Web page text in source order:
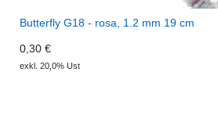
Butterfly G18 - rosa, 1.2 mm 19 cm
0,30 €
exkl. 20,0% Ust